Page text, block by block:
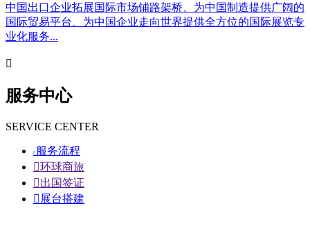
中国出口企业拓展国际市场铺路架桥、为中国制造提供广阔的
国际贸易平台、为中国企业走向世界提供全方位的国际展览专
业化服务...

服务中心
SERVICE CENTER
 服务流程
环球商旅
出国签证
 展台搭建